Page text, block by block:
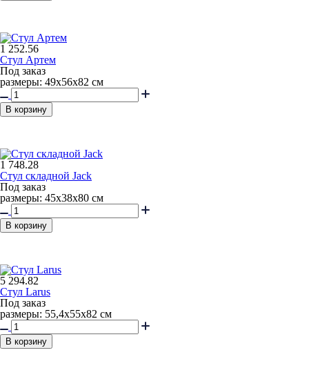
1 252.56
Стул Артем
Под заказ
размеры: 49x56x82 см
В корзину
1 748.28
Стул складной Jack
Под заказ
размеры: 45х38х80 см
В корзину
5 294.82
Стул Larus
Под заказ
размеры: 55,4x55x82 см
В корзину